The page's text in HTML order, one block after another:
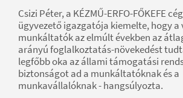
Csizi Péter, a KÉZMŰ-ERFO-FŐKEFE
ügyvezető igazgatója kiemelte, hogy a
munkáltatók az elmúlt években az
arányú foglalkoztatás-növekedést
legfőbb oka az állami támogatási
biztonságot ad a munkáltatóknak és a
munkavállalóknak - hangsúlyozta.